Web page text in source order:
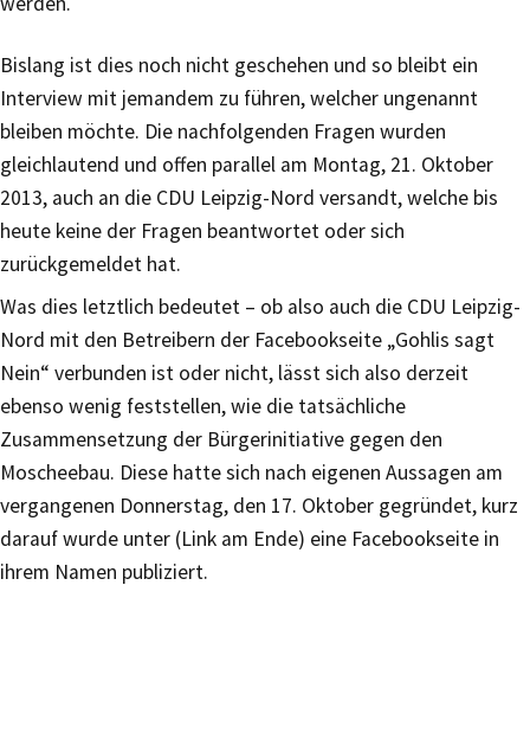
Bislang ist dies noch nicht geschehen und so bleibt ein
Interview mit jemandem zu führen, welcher ungenannt
bleiben möchte. Die nachfolgenden Fragen wurden
gleichlautend und offen parallel am Montag, 21. Oktober
2013, auch an die CDU Leipzig-Nord versandt, welche bis
heute keine der Fragen beantwortet oder sich
zurückgemeldet hat.
Was dies letztlich bedeutet – ob also auch die CDU Leipzig-
Nord mit den Betreibern der Facebookseite „Gohlis sagt
Nein“ verbunden ist oder nicht, lässt sich also derzeit
ebenso wenig feststellen, wie die tatsächliche
Zusammensetzung der Bürgerinitiative gegen den
Moscheebau. Diese hatte sich nach eigenen Aussagen am
vergangenen Donnerstag, den 17. Oktober gegründet, kurz
darauf wurde unter (Link am Ende) eine Facebookseite in
ihrem Namen publiziert.